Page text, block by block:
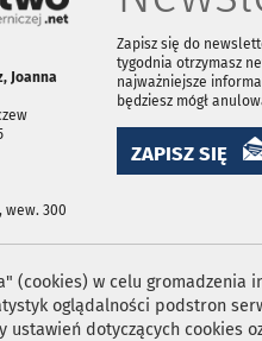
Joanna
wew. 300
Zapisz się do
tygodnia otrzymasz
najważniejsze
będziesz mógł
ZAPISZ SIĘ
(cookies) w celu
oglądalności podstron
ustawień dotyczących cookies